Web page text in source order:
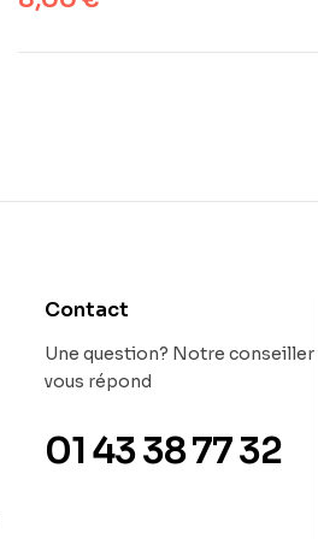
Contact
Une question? Notre conseiller
vous répond
01 43 38 77 32